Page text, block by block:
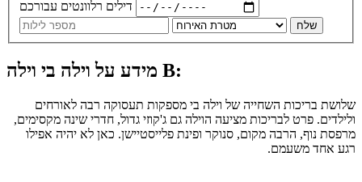
שלח
מידע על וילה בי וילה B:
שלושת בריכות השחייה של וילה בי מספקות תעסוקה רבה לאורחים
ולילדים. פרט לבריכות מציעה הוילה גם ג'קוזי גדול, חדרי שינה מקסימים,
מרפסת נוף, הרבה מקום, סנוקר ופינת פלייסטיישן. כאן לא יהיה אפילו
רגע אחד משעמם.